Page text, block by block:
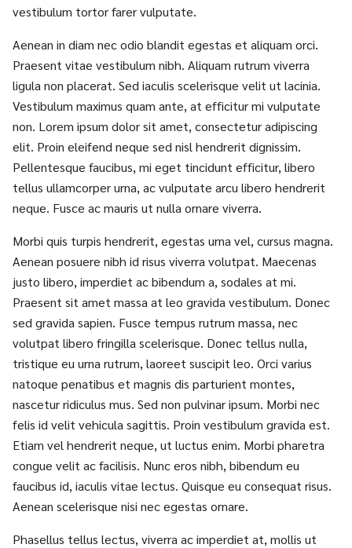
vestibulum tortor farer vulputate.
Aenean in diam nec odio blandit egestas et aliquam orci.
Praesent vitae vestibulum nibh. Aliquam rutrum viverra
ligula non placerat. Sed iaculis scelerisque velit ut lacinia.
Vestibulum maximus quam ante, at efficitur mi vulputate
non. Lorem ipsum dolor sit amet, consectetur adipiscing
elit. Proin eleifend neque sed nisl hendrerit dignissim.
Pellentesque faucibus, mi eget tincidunt efficitur, libero
tellus ullamcorper urna, ac vulputate arcu libero hendrerit
neque. Fusce ac mauris ut nulla ornare viverra.
Morbi quis turpis hendrerit, egestas urna vel, cursus magna.
Aenean posuere nibh id risus viverra volutpat. Maecenas
justo libero, imperdiet ac bibendum a, sodales at mi.
Praesent sit amet massa at leo gravida vestibulum. Donec
sed gravida sapien. Fusce tempus rutrum massa, nec
volutpat libero fringilla scelerisque. Donec tellus nulla,
tristique eu urna rutrum, laoreet suscipit leo. Orci varius
natoque penatibus et magnis dis parturient montes,
nascetur ridiculus mus. Sed non pulvinar ipsum. Morbi nec
felis id velit vehicula sagittis. Proin vestibulum gravida est.
Etiam vel hendrerit neque, ut luctus enim. Morbi pharetra
congue velit ac facilisis. Nunc eros nibh, bibendum eu
faucibus id, iaculis vitae lectus. Quisque eu consequat risus.
Aenean scelerisque nisi nec egestas ornare.
Phasellus tellus lectus, viverra ac imperdiet at, mollis ut